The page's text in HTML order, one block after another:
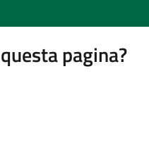
pagina?